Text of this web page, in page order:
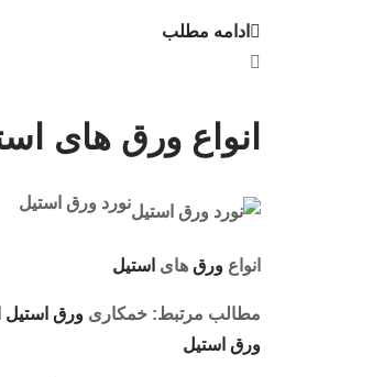
ادامه مطلب
انواع ورق های
نورد ورق استیل
انواع ورق های استيل
مطالب مرتبط: خمکاری ورق استيل
ورق استيل